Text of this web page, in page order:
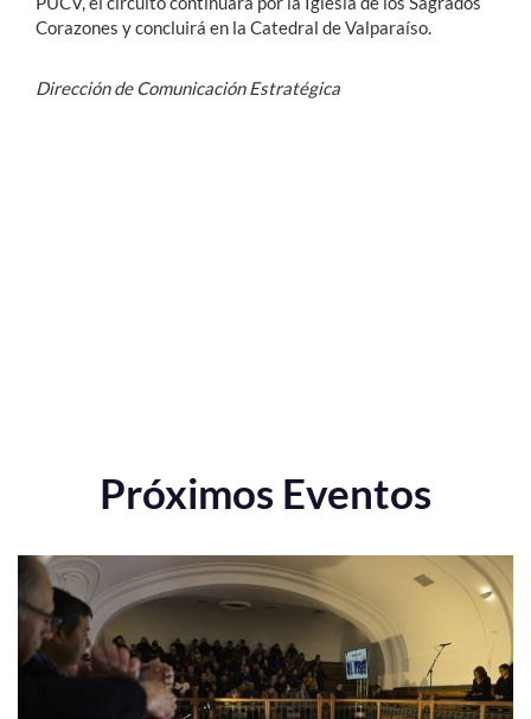
Corazones y concluirá en la Catedral de Valparaíso.
Dirección de Comunicación Estratégica
Próximos Eventos